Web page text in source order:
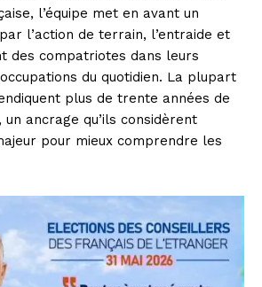
l’équipe met en avant un
l’action de terrain, l’entraide et
des compatriotes dans leurs
du quotidien. La plupart
plus de trente années de
un ancrage qu’ils considèrent
pour mieux comprendre les